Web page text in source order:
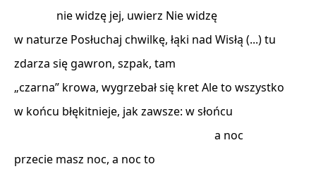
               nie widzę jej, uwierz Nie widzę
w naturze Posłuchaj chwilkę, łąki nad Wisłą (...) tu
zdarza się gawron, szpak, tam
„czarna” krowa, wygrzebał się kret Ale to wszystko
w końcu błękitnieje, jak zawsze: w słońcu
                                                                       a noc
przecie masz noc, a noc to